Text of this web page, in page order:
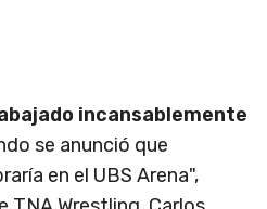
incansablemente
se anunció que
en el UBS Arena",